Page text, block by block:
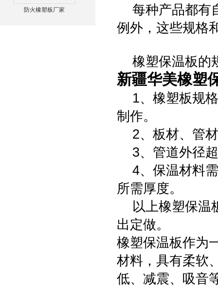
防火橡塑板厂家
每种产品都有
例外，这些规格
橡塑保温板的
新疆华美橡塑
1、橡塑板规格
制作。
2、板材、管材
3、管道外径
4、保温材料需
所需厚度。
以上橡塑保温
出定做。
橡塑保温板作为
材料，具有柔软
低、减震、吸音